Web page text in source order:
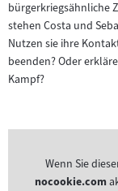
bürgerkriegsähnliche
stehen Costa und
Nutzen sie ihre
beenden? Oder
Kampf?
Wenn Sie
nocookie.com